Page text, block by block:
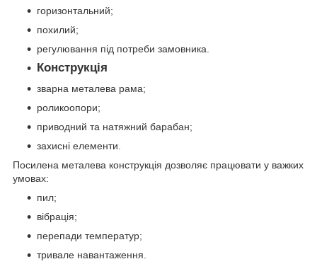
горизонтальний;
похилий;
регулювання під потреби замовника.
Конструкція
зварна металева рама;
роликоопори;
приводний та натяжний барабан;
захисні елементи.
Посилена металева конструкція дозволяє працювати у важких
умовах:
пил;
вібрація;
перепади температур;
тривале навантаження.